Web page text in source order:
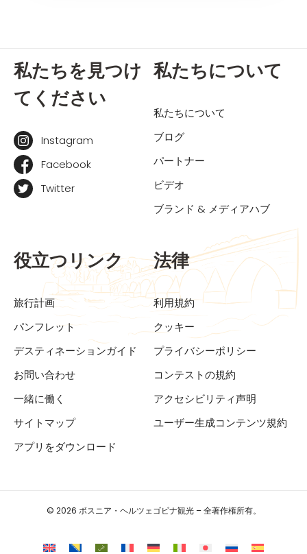
私たちを見つけ
てください
Instagram
Facebook
Twitter
私たちについて
私たちについて
ブログ
パートナー
ビデオ
ブランド & メディアハブ
役立つリンク
旅行計画
パンフレット
デスティネーションガイド
お問い合わせ
一緒に働く
サイトマップ
アプリをダウンロード
法律
利用規約
クッキー
プライバシーポリシー
コンテストの規約
アクセシビリティ声明
ユーザー生成コンテンツ規約
© 2026 ボスニア・ヘルツェゴビナ観光 – 全著作権所有。